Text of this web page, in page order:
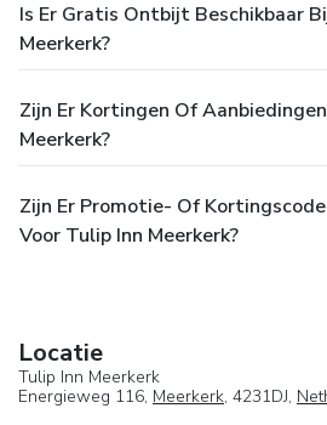
Is Er Gratis Ontbijt Beschikbaar
Meerkerk?
Zijn Er Kortingen Of
Meerkerk?
Zijn Er Promotie- Of
Voor Tulip Inn Meerkerk?
Locatie
Tulip Inn Meerkerk
Energieweg 116, Meerkerk, 4231DJ,